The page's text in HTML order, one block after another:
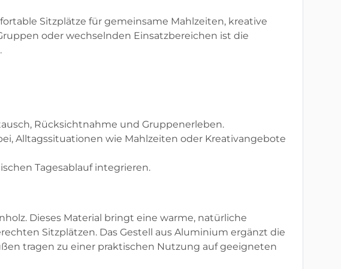
Sitzplätze für gemeinsame Mahlzeiten, kreative
oder wechselnden Einsatzbereichen ist die
Rücksichtnahme und Gruppenerleben.
Alltagssituationen wie Mahlzeiten oder Kreativangebote
Tagesablauf integrieren.
Dieses Material bringt eine warme, natürliche
Sitzplätzen. Das Gestell aus Aluminium ergänzt die
tragen zu einer praktischen Nutzung auf geeigneten